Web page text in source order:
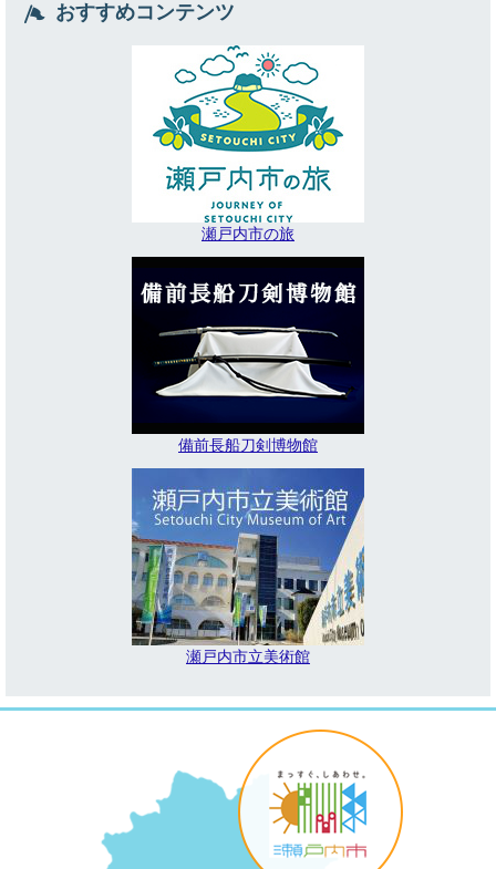
おすすめコンテンツ
瀬戸内市の旅
備前長船刀剣博物館
瀬戸内市立美術館